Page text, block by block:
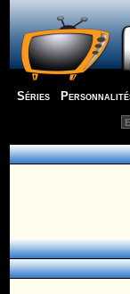
Séries